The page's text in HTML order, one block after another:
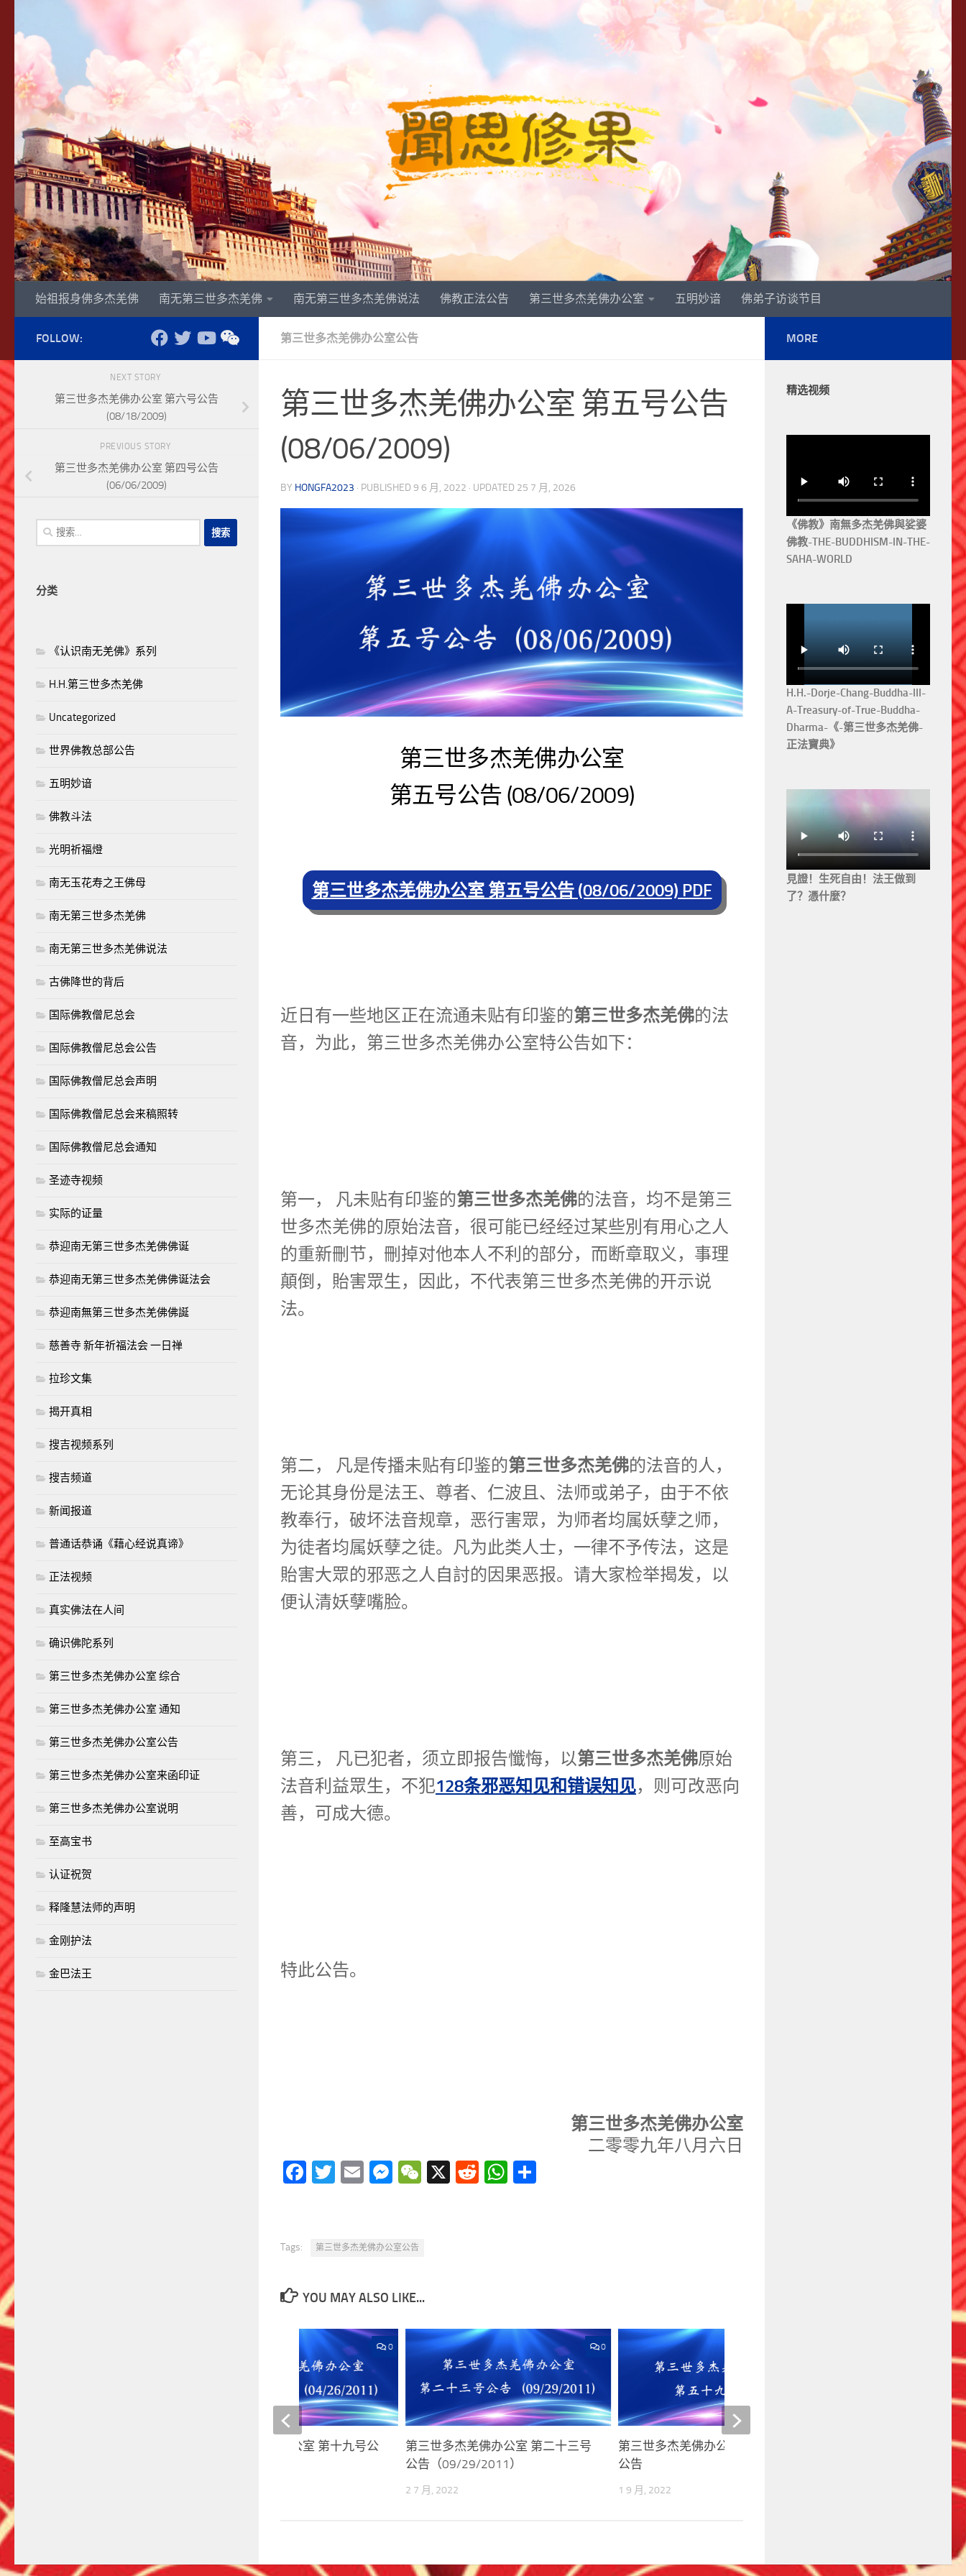
始祖报身佛多杰羌佛 南无第三世多杰羌佛 南无第三世多杰羌佛说法 佛教正法公告 第三世多杰羌佛办公室 五明妙谙 佛弟子访谈节目
第三世多杰羌佛办公室公告
第三世多杰羌佛办公室 第五号公告
(08/06/2009)
BY HONGFA2023 · PUBLISHED 9 6 月, 2022 · UPDATED 25 7 月, 2026
第三世多杰羌佛办公室
第五号公告 (08/06/2009)
第三世多杰羌佛办公室 第五号公告 (08/06/2009) PDF
近日有一些地区正在流通未贴有印鉴的第三世多杰羌佛的法
音，为此，第三世多杰羌佛办公室特公告如下：
第一， 凡未贴有印鉴的第三世多杰羌佛的法音，均不是第三
世多杰羌佛的原始法音，很可能已经经过某些別有用心之人
的重新刪节，刪掉对他本人不利的部分，而断章取义，事理
顛倒，貽害眾生，因此，不代表第三世多杰羌佛的开示说
法。
第二， 凡是传播未贴有印鉴的第三世多杰羌佛的法音的人，
无论其身份是法王、尊者、仁波且、法师或弟子，由于不依
教奉行，破坏法音规章，恶行害眾，为师者均属妖孽之师，
为徒者均属妖孽之徒。凡为此类人士，一律不予传法，这是
貽害大眾的邪恶之人自討的因果恶报。请大家检举揭发，以
便认清妖孽嘴脸。
第三， 凡已犯者，须立即报告懺悔，以第三世多杰羌佛原始
法音利益眾生，不犯128条邪恶知见和错误知见，则可改恶向
善，可成大德。
特此公告。
第三世多杰羌佛办公室
二零零九年八月六日
Facebook
Twitter
EmailMessenger
WeChat
X RedditWhatsApp
Tags: 第三世多杰羌佛办公室公告
YOU MAY ALSO LIKE...
0
第三世多杰羌佛办公室 第二十三号
公告（09/29/2011）
2 7 月, 2022
第三世多杰羌佛办公室 第五十九号
公告
1 9 月, 2022
第三世多杰羌佛办公室
0
第三世多杰羌佛办公室 第十九号公
FOLLOW:
NEXT STORY
第三世多杰羌佛办公室 第六号公告
(08/18/2009)
PREVIOUS STORY
第三世多杰羌佛办公室 第四号公告
(06/06/2009)
搜
索：
分类
《认识南无羌佛》系列
H.H.第三世多杰羌佛
Uncategorized
世界佛教总部公告
五明妙谙
佛教斗法
光明祈福燈
南无玉花寿之王佛母
南无第三世多杰羌佛
南无第三世多杰羌佛说法
古佛降世的背后
国际佛教僧尼总会
国际佛教僧尼总会公告
国际佛教僧尼总会声明
国际佛教僧尼总会来稿照转
国际佛教僧尼总会通知
圣迹寺视频
实际的证量
恭迎南无第三世多杰羌佛佛诞
恭迎南无第三世多杰羌佛佛诞法会
恭迎南無第三世多杰羌佛佛誕
慈善寺 新年祈福法会 一日禅
拉珍文集
揭开真相
搜吉视频系列
搜吉频道
新闻报道
普通话恭诵《藉心经说真谛》
正法视频
真实佛法在人间
确识佛陀系列
第三世多杰羌佛办公室 综合
第三世多杰羌佛办公室 通知
第三世多杰羌佛办公室公告
第三世多杰羌佛办公室来函印证
第三世多杰羌佛办公室说明
至高宝书
认证祝贺
释隆慧法师的声明
金刚护法
金巴法王
MORE
精选视频
《佛教》南無多杰羌佛與娑婆
佛教-THE-BUDDHISM-IN-THE-
SAHA-WORLD
H.H.-Dorje-Chang-Buddha-III-
A-Treasury-of-True-Buddha-
Dharma-《-第三世多杰羌佛-
正法寶典》
見證！生死自由！法王做到
了？憑什麼？